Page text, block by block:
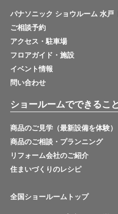
パナソニック ショウルーム 水戸
ご相談予約
アクセス・駐車場
フロアガイド・施設
イベント情報
問い合わせ
ショールームでできること
商品のご見学（最新設備を体験）
商品のご相談・プランニング
リフォーム会社のご紹介
住まいづくりのレシピ
全国ショールームトップ